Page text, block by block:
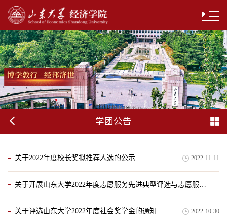
学团公告
关于2022年度校长奖拟推荐人选的公示 2022-11-11
关于评选山东大学2022年度社会奖学金的通知 2022-10-30